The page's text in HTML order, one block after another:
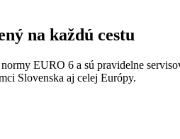
na každú cestu
EURO 6 a sú pravidelne
Slovenska aj celej Európy.